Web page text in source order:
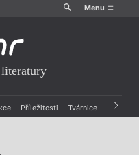
Menu
Příležitosti Tvárnice Archiv